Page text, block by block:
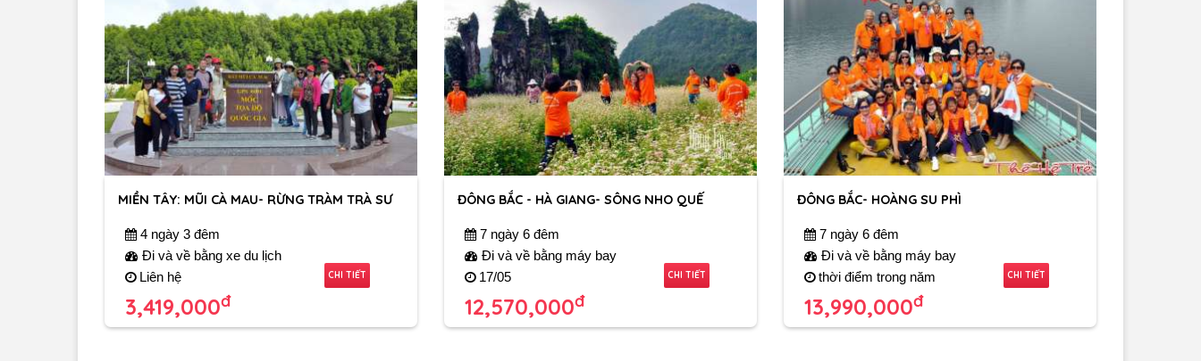
MIỀN TÂY: MŨI CÀ MAU- RỪNG TRÀM TRÀ SƯ
4 ngày 3 đêm
Đi và về bằng xe du lịch
Liên hệ
3,419,000đ
CHI TIẾT
ĐÔNG BẮC - HÀ GIANG- SÔNG NHO QUẾ
7 ngày 6 đêm
Đi và về bằng máy bay
17/05
12,570,000đ
CHI TIẾT
ĐÔNG BẮC- HOÀNG SU PHÌ
7 ngày 6 đêm
Đi và về bằng máy bay
thời điểm trong năm
13,990,000đ
CHI TIẾT